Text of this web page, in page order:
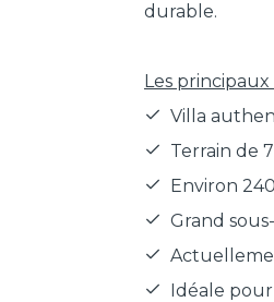
durable.
Les
Villa
Terrain de
Environ
Grand
Idéale